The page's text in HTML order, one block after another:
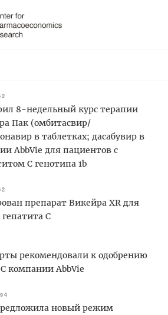
8-недельный курс терапии
Пак (омбитасвир/
в таблетках; дасабувир в
AbbVie для пациентов с
С генотипа 1b
препарат Викейра XR для
С
рекомендовали к одобрению
компании AbbVie
новый режим